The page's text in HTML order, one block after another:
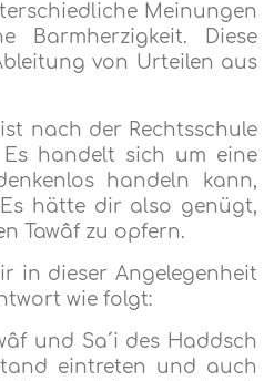
Meinungen
Barmherzigkeit. Diese
von Urteilen aus
nach der Rechtsschule
handelt sich um eine
handeln kann,
hätte dir also genügt,
Tawâf zu opfern.
in dieser Angelegenheit
wie folgt:
und Sa´i des Haddsch
eintreten und auch